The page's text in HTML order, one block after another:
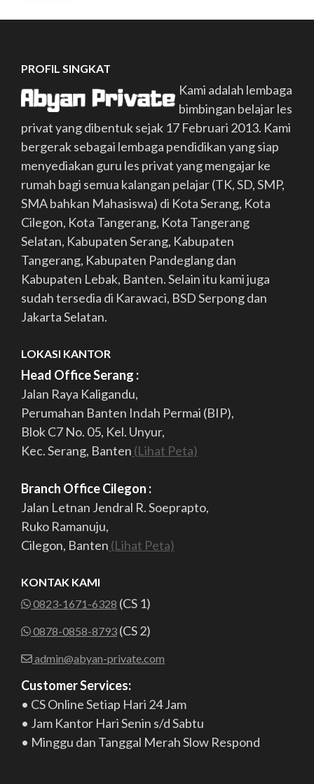
PROFIL SINGKAT
Kami adalah lembaga
bimbingan belajar les
privat yang dibentuk sejak 17 Februari 2013. Kami
bergerak sebagai lembaga pendidikan yang siap
menyediakan guru les privat yang mengajar ke
rumah bagi semua kalangan pelajar (TK, SD, SMP,
SMA bahkan Mahasiswa) di Kota Serang, Kota
Cilegon, Kota Tangerang, Kota Tangerang
Selatan, Kabupaten Serang, Kabupaten
Tangerang, Kabupaten Pandeglang dan
Kabupaten Lebak, Banten. Selain itu kami juga
sudah tersedia di Karawaci, BSD Serpong dan
Jakarta Selatan.
LOKASI KANTOR
Head Office Serang :
Jalan Raya Kaligandu,
Perumahan Banten Indah Permai (BIP),
Blok C7 No. 05, Kel. Unyur,
Kec. Serang, Banten (Lihat Peta)
Branch Office Cilegon :
Jalan Letnan Jendral R. Soeprapto,
Ruko Ramanuju,
Cilegon, Banten (Lihat Peta)
KONTAK KAMI
0823-1671-6328 (CS 1)
0878-0858-8793 (CS 2)
admin@abyan-private.com
Customer Services:
• CS Online Setiap Hari 24 Jam
• Jam Kantor Hari Senin s/d Sabtu
• Minggu dan Tanggal Merah Slow Respond